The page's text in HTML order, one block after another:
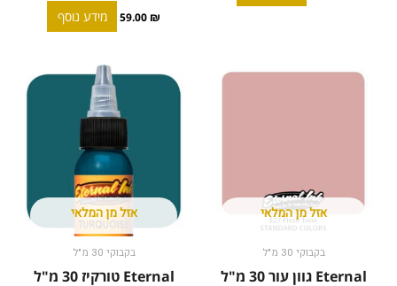
59.00 ₪ מידע נוסף
אזל מן המלאי
בקבוקי 30 מ"ל
Eternal גוון עור 30 מ"ל
אזל מן המלאי
בקבוקי 30 מ"ל
Eternal טורקיז 30 מ"ל